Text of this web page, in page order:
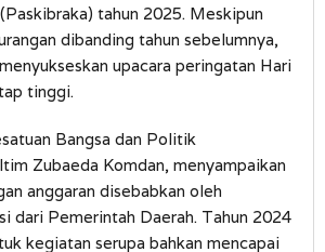
tahun 2025. Meskipun
dibanding tahun sebelumnya,
upacara peringatan Hari
tinggi.
Bangsa dan Politik
Zubaeda Komdan, menyampaikan
anggaran disebabkan oleh
dari Pemerintah Daerah. Tahun 2024
kegiatan serupa bahkan mencapai